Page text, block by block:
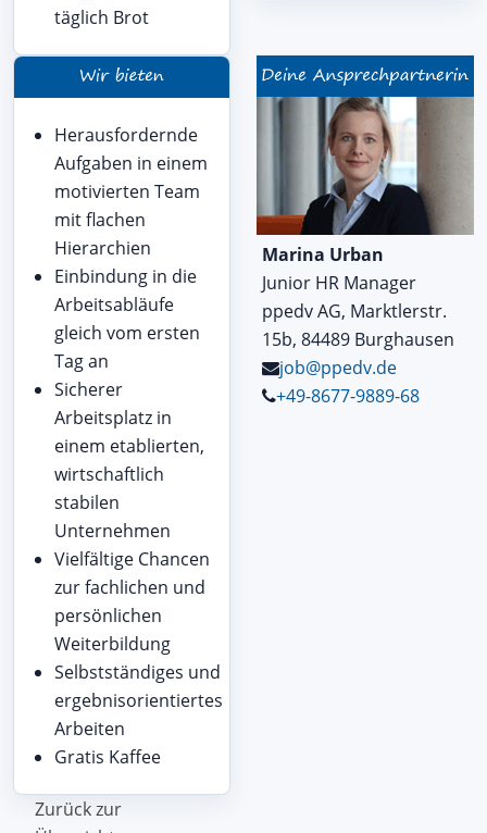
täglich Brot
Herausfordernde
Aufgaben in einem
motivierten Team
mit flachen
Hierarchien
Einbindung in die
Arbeitsabläufe
gleich vom ersten
Tag an
Sicherer
Arbeitsplatz in
einem etablierten,
wirtschaftlich
stabilen
Unternehmen
Vielfältige Chancen
zur fachlichen und
persönlichen
Weiterbildung
Selbstständiges und
ergebnisorientiertes
Arbeiten
Gratis Kaffee
Marina Urban
Junior HR Manager
ppedv AG, Marktlerstr.
15b, 84489 Burghausen
job@ppedv.de
+49-8677-9889-68
Zurück zur